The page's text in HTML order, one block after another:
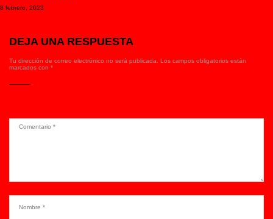
8 febrero, 2023
DEJA UNA RESPUESTA
Tu dirección de correo electrónico no será publicada.
Los campos obligatorios están
marcados con *